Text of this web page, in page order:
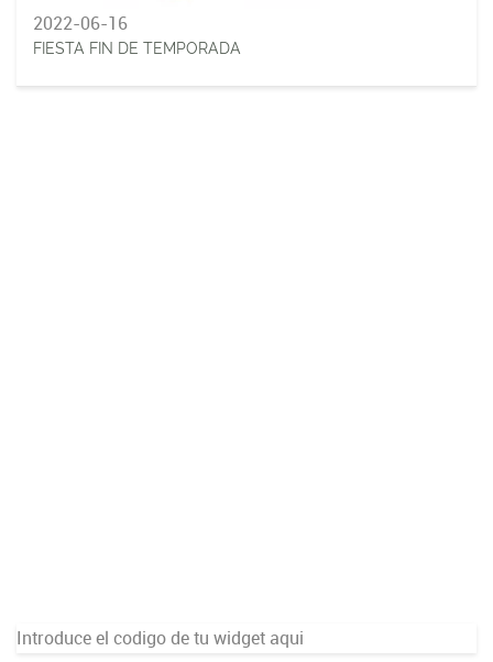
2022-06-16
FIESTA FIN DE TEMPORADA
Introduce el codigo de tu widget aqui